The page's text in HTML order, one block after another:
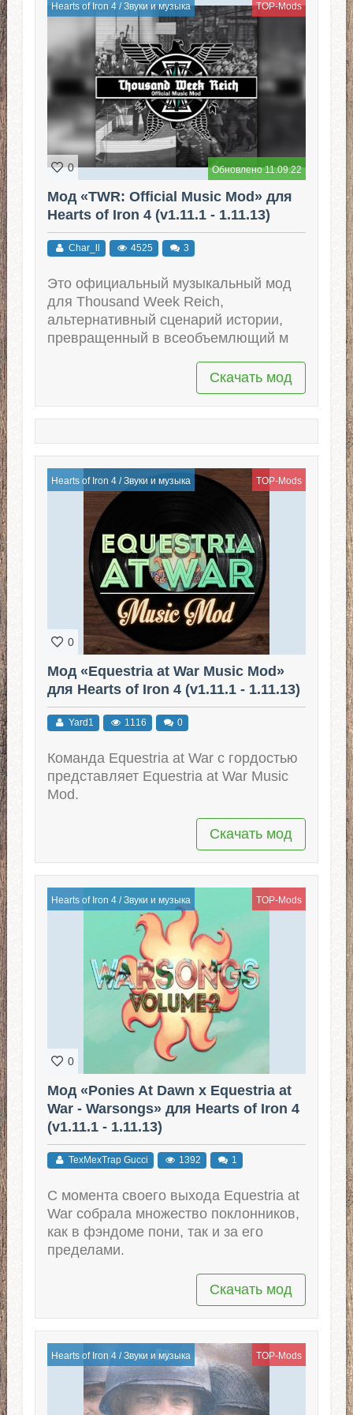
Hearts of Iron 4/Звуки и музыка TOP-Mods
Обновлено 11.09.22
0
Мод «TWR: Official Music Mod» для
Hearts of Iron 4 (v1.11.1 - 1.11.13)
Char_ll 4525 3
Это официальный музыкальный мод
для Thousand Week Reich,
альтернативный сценарий истории,
превращенный в всеобъемлющий м
Скачать мод
Hearts of Iron 4/Звуки и музыка TOP-Mods
0
Мод «Equestria at War Music Mod»
для Hearts of Iron 4 (v1.11.1 - 1.11.13)
Yard1 1116 0
Команда Equestria at War с гордостью
представляет Equestria at War Music
Mod.
Скачать мод
Hearts of Iron 4/Звуки и музыка TOP-Mods
0
Мод «Ponies At Dawn x Equestria at
War - Warsongs» для Hearts of Iron 4
(v1.11.1 - 1.11.13)
TexMexTrap Gucci 1392 1
С момента своего выхода Equestria at
War собрала множество поклонников,
как в фэндоме пони, так и за его
пределами.
Скачать мод
Hearts of Iron 4/Звуки и музыка TOP-Mods